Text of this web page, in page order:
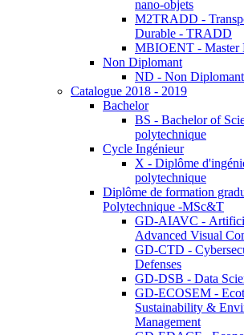
nano-objets
M2TRADD -
Durable - TRADD
MBIOENT - Master
Non Diplomant
ND - Non Diplomant
Catalogue 2018 - 2019
Bachelor
BS - Bachelor of
polytechnique
Cycle Ingénieur
X - Diplôme
polytechnique
Diplôme de formation
Polytechnique -MSc&T
GD-AIAVC -
Advanced Visual
GD-CTD -
Defenses
GD-DSB - Data
GD-ECOSEM -
Sustainability &
Management